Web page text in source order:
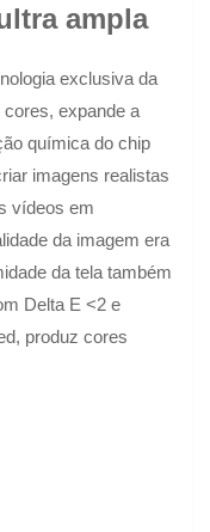
ampla
exclusiva da
cores, expande a
química do chip
imagens realistas
vídeos em
da imagem era
da tela também
Delta E <2 e
produz cores